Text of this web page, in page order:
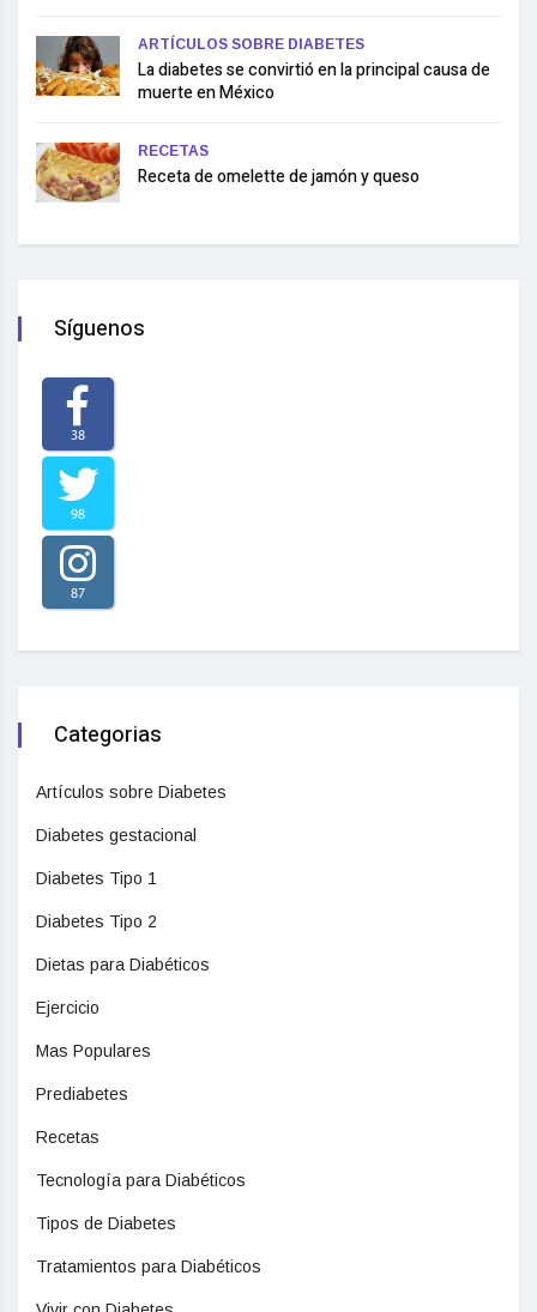
ARTÍCULOS SOBRE DIABETES
La diabetes se convirtió en la principal causa de
muerte en México
RECETAS
Receta de omelette de jamón y queso
Síguenos
38
98
87
Categorias
Artículos sobre Diabetes
Diabetes gestacional
Diabetes Tipo 1
Diabetes Tipo 2
Dietas para Diabéticos
Ejercicio
Mas Populares
Prediabetes
Recetas
Tecnología para Diabéticos
Tipos de Diabetes
Tratamientos para Diabéticos